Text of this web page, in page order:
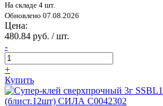
На складе 4 шт.
Обновлено 07.08.2026
Цена:
480.84 руб. / шт.
-
+
Купить